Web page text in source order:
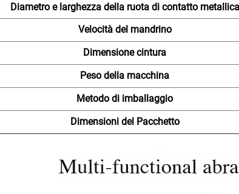
Diametro e larghezza della ruota di contatto metallica
Velocità del mandrino
Dimensione cintura
Peso della macchina
Metodo di imballaggio
Dimensioni del Pacchetto